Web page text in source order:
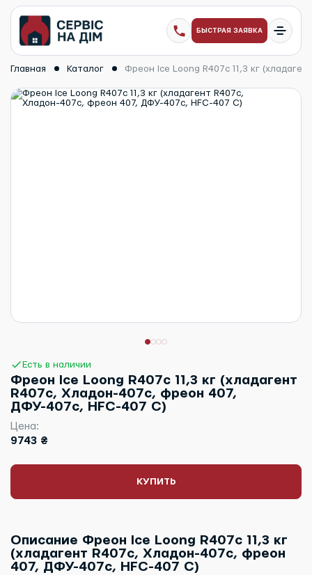
БЫСТРАЯ ЗАЯВКА
Главная Каталог Фреон Ice Loong R407c 11,3 кг
Есть в наличии
Фреон Ice Loong R407c 11,3 кг (хладагент
R407c, Хладон-407c, фреон 407,
ДФУ-407c, HFC-407 С)
Цена:
9743 ₴
КУПИТЬ
Описание Фреон Ice Loong R407c 11,3 кг
(хладагент R407c, Хладон-407c, фреон
407, ДФУ-407c, HFC-407 С)